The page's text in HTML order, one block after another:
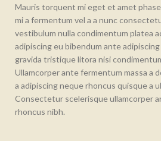
Mauris torquent mi eget et amet
mi a fermentum vel a a nunc
vestibulum nulla condimentum platea
adipiscing eu bibendum ante
gravida tristique litora nisi
Ullamcorper ante fermentum massa a
a adipiscing neque rhoncus quisque a
Consectetur scelerisque ullamcorper
rhoncus nibh.